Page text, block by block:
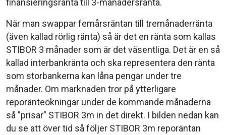
När man swappar femårsräntan till tremånaderränta
(även kallad rörlig ränta) så är det en ränta som kallas
STIBOR 3 månader som är det väsentliga. Det är en så
kallad interbankränta och ska representera den ränta
som storbankerna kan låna pengar under tre
månader. Om marknaden tror på ytterligare
reporänteökningar under de kommande månaderna
så ”prisar” STIBOR 3m in det direkt. I bilden nedan kan
du se att över tid så följer STIBOR 3m reporäntan